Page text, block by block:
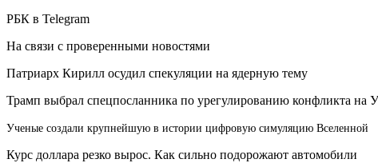
РБК в Telegram
На связи с проверенными новостями
Патриарх Кирилл осудил спекуляции на ядерную тему
Трамп выбрал спецпосланника по урегулированию конфликта на
Ученые создали крупнейшую в истории цифровую симуляцию Вселенной
Курс доллара резко вырос. Как сильно подорожают автомобили